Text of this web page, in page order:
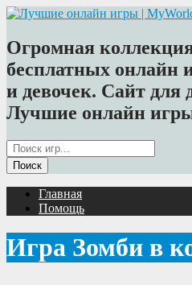
Огромная
бесплатных онлайн
и девочек. Сайт для
Лучшие онлайн
Главная
Помощь
Игра Зомби в